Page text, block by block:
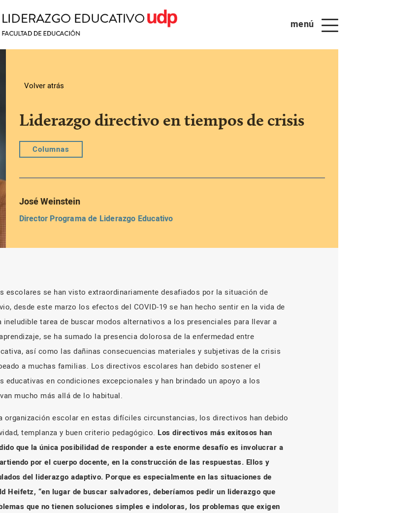
menú
Volver atrás
Liderazgo directivo en tiempos de crisis
Columnas
José Weinstein
Director Programa de Liderazgo Educativo
escolares se han visto extraordinariamente desafiados por la situación de
desde este marzo los efectos del COVID-19 se han hecho sentir en la vida de
tarea de buscar modos alternativos a los presenciales para llevar a
se ha sumado la presencia dolorosa de la enfermedad entre
así como las dañinas consecuencias materiales y subjetivas de la crisis
a muchas familias. Los directivos escolares han debido sostener el
en condiciones excepcionales y han brindado un apoyo a los
mucho más allá de lo habitual.
organización escolar en estas difíciles circunstancias, los directivos han debido
templanza y buen criterio pedagógico. Los directivos más exitosos han
que la única posibilidad de responder a este enorme desafío es involucrar a
por el cuerpo docente, en la construcción de las respuestas. Ellos y
del liderazgo adaptivo. Porque es especialmente en las situaciones de
Heifetz, “en lugar de buscar salvadores, deberíamos pedir un liderazgo que
que no tienen soluciones simples e indoloras, los problemas que exigen